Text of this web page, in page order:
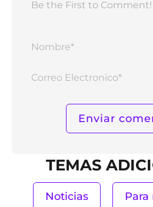
TEMAS
Noticias